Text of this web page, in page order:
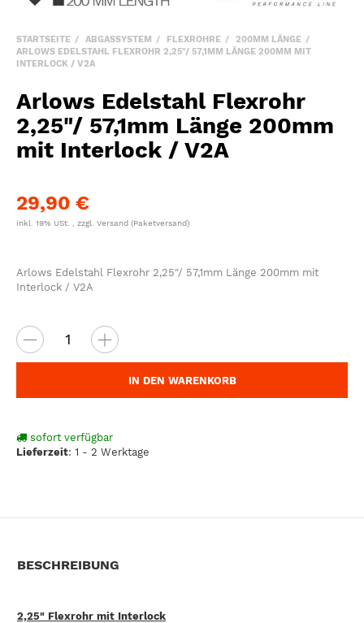
STARTSEITE ABGASSYSTEM FLEXROHRE
200MM LÄNGE
ARLOWS EDELSTAHL FLEXROHR 2,25"/ 57,1MM LÄNGE 200MM MIT
INTERLOCK / V2A
Arlows Edelstahl Flexrohr
2,25"/ 57,1mm Länge 200mm
mit Interlock / V2A
29,90 €
inkl. 19% USt. , zzgl. Versand (Paketversand)
Arlows Edelstahl Flexrohr 2,25"/ 57,1mm Länge 200mm mit
Interlock / V2A
IN DEN WARENKORB
sofort verfügbar
Lieferzeit: 1 - 2 Werktage
BESCHREIBUNG
2,25" Flexrohr mit Interlock